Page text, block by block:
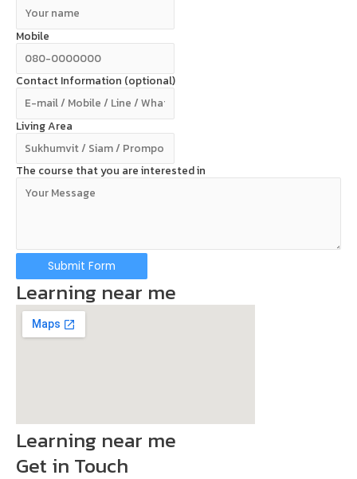
Mobile
Contact Information (optional)
Living Area
The course that you are interested in
Submit Form
Learning near me
Learning near me
Get in Touch